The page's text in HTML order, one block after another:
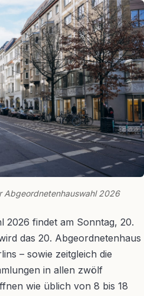
Abgeordnetenhauswahl 2026
2026 findet am Sonntag, 20.
das 20. Abgeordnetenhaus
– sowie zeitgleich die
in allen zwölf
wie üblich von 8 bis 18